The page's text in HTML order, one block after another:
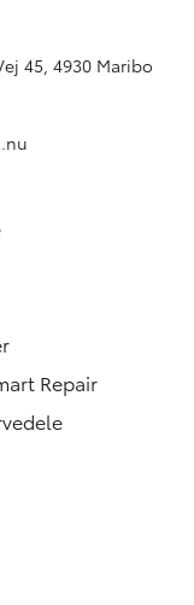
45, 4930 Maribo
Repair